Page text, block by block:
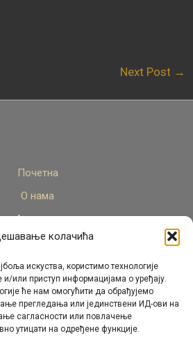
колачића
искуства, користимо технологије
или приступ информацијама о уређају.
ће нам омогућити да обрађујемо
прегледања или јединствени ИД-ови на
сагласности или повлачење
утицати на одређене функције.
Next Post →
Почетна
О нама
Актуелно
Стручни кадар
Пројекти
Архива
Контакт